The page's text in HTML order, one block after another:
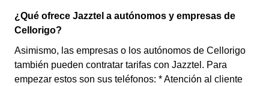
¿Qué ofrece Jazztel a autónomos y empresas de
Cellorigo?
Asimismo, las empresas o los autónomos de Cellorigo
también pueden contratar tarifas con Jazztel. Para
empezar estos son sus teléfonos: * Atención al cliente